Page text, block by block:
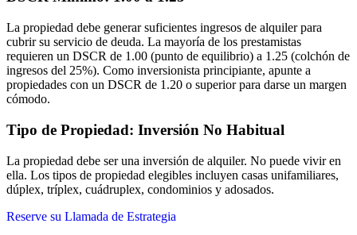
La propiedad debe generar suficientes ingresos de alquiler para
cubrir su servicio de deuda. La mayoría de los prestamistas
requieren un DSCR de 1.00 (punto de equilibrio) a 1.25 (colchón de
ingresos del 25%). Como inversionista principiante, apunte a
propiedades con un DSCR de 1.20 o superior para darse un margen
cómodo.
Tipo de Propiedad: Inversión No Habitual
La propiedad debe ser una inversión de alquiler. No puede vivir en
ella. Los tipos de propiedad elegibles incluyen casas unifamiliares,
dúplex, tríplex, cuádruplex, condominios y adosados.
Reserve su Llamada de Estrategia